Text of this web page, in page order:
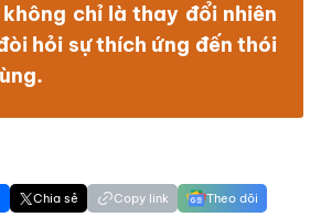
không chỉ là thay đổi nhiên
hỏi sự thích ứng đến thói
Chia sẻ Copy link Theo dõi